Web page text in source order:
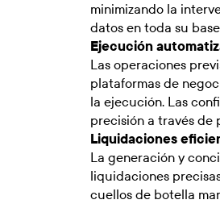
minimizando la
datos en toda su
Ejecución
Las operaciones
plataformas de
la ejecución. Las
precisión a través de
Liquidaciones
La generación y
liquidaciones
cuellos de botella